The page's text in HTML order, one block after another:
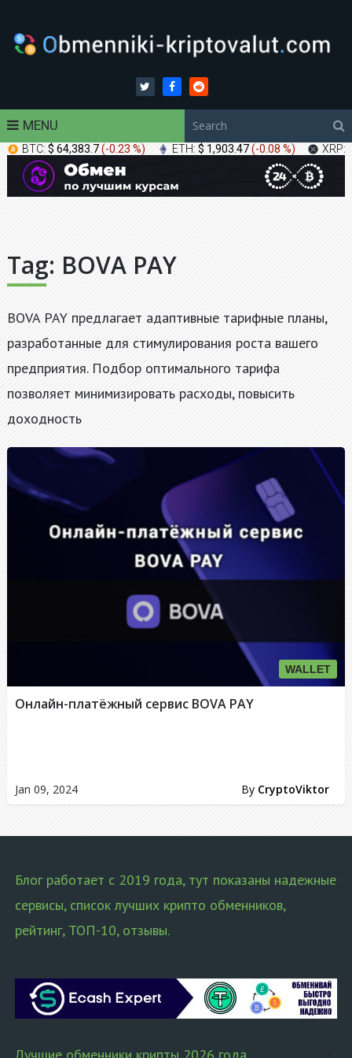
MENU
BTC: $ 64,383.7(-0.23 %) ETH: $ 1,903.47(-0.08 %) XRP:
Tag: BOVA PAY
BOVA PAY предлагает адаптивные тарифные планы,
разработанные для стимулирования роста вашего
предприятия. Подбор оптимального тарифа
позволяет минимизировать расходы, повысить
доходность
WALLET
Jan 09, 2024 By CryptoViktor
Онлайн-платёжный сервис BOVA PAY
Блог работает с 2019 года, тут показаны надежные
сервисы, список лучших крипто обменников,
рейтинг, ТОП-10, отзывы.